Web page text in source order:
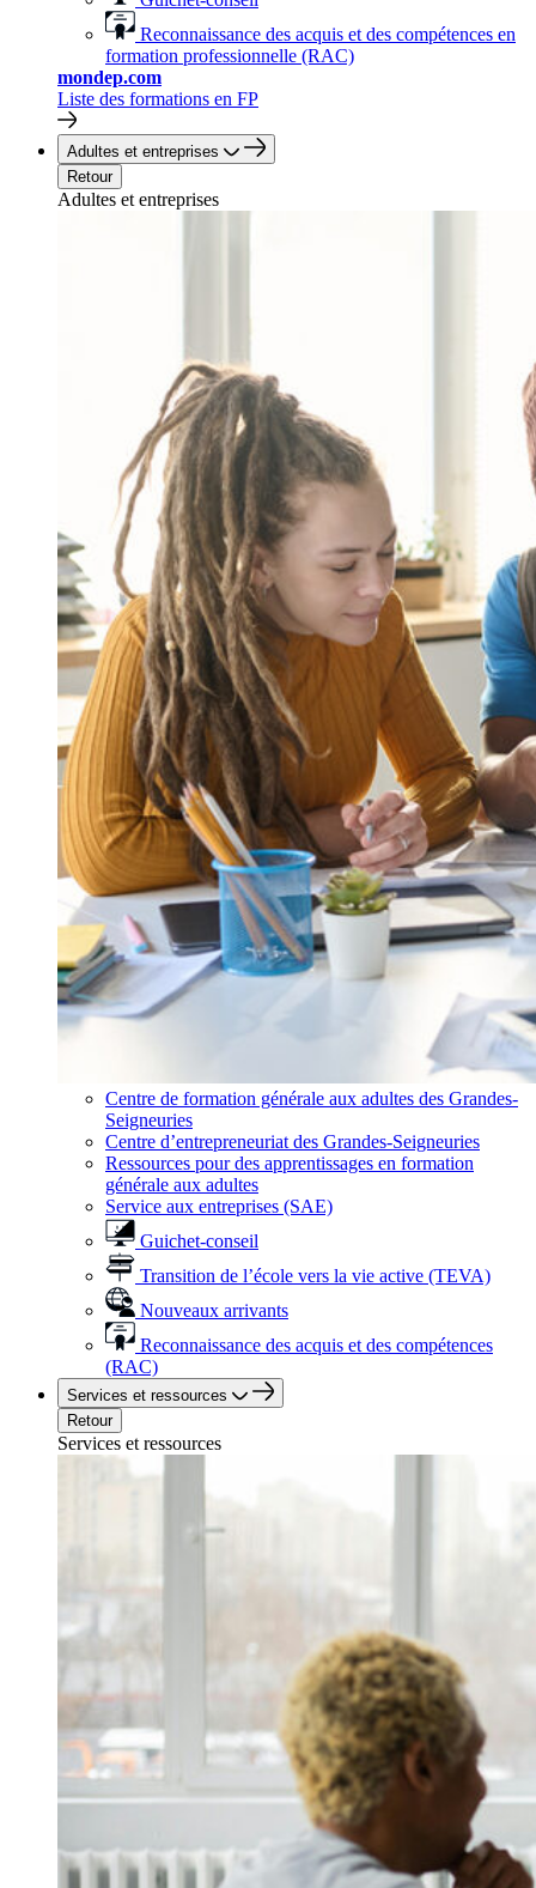
Reconnaissance des acquis et des compétences en
formation professionnelle (RAC)
mondep.com
Liste des formations en FP
Adultes et entreprises
Retour
Adultes et entreprises
Centre de formation générale aux adultes des Grandes-
Seigneuries
Centre d’entrepreneuriat des Grandes-Seigneuries
Ressources pour des apprentissages en formation
générale aux adultes
Service aux entreprises (SAE)
Guichet-conseil
Transition de l’école vers la vie active (TEVA)
Nouveaux arrivants
Reconnaissance des acquis et des compétences
(RAC)
Services et ressources
Retour
Services et ressources